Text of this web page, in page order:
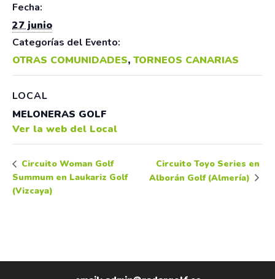
Fecha:
27 junio
Categorías del Evento:
OTRAS COMUNIDADES, TORNEOS CANARIAS
LOCAL
MELONERAS GOLF
Ver la web del Local
Circuito Woman Golf
Summum en Laukariz Golf
(Vizcaya)
Circuito Toyo Series en
Alborán Golf (Almería)